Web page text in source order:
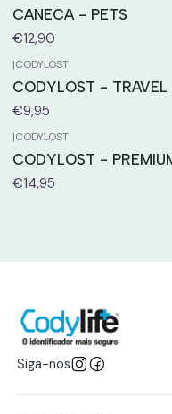
CANECA - PETS
€12,90
|CODYLOST
CODYLOST - TRAVEL
€9,95
|CODYLOST
CODYLOST -
€14,95
Siga-nos